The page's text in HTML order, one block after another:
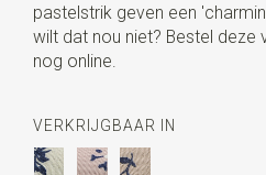
pastelstrik geven een
wilt dat nou niet? Bestel deze
nog online.
VERKRIJGBAAR IN